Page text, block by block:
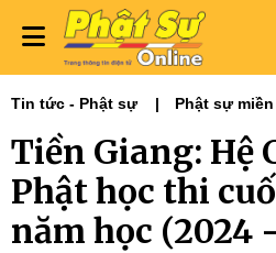
Tin tức - Phật sự Phật sự
Tiền Giang: Hệ
Phật học thi
năm học (2024